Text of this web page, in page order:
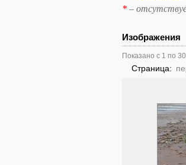
* –
Изображения
Показано с 1 по
Страница: